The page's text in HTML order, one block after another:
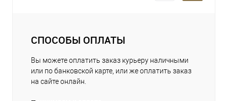
СПОСОБЫ ОПЛАТЫ
Вы можете оплатить заказ курьеру наличными
или по банковской карте, или же оплатить заказ
на сайте онлайн.